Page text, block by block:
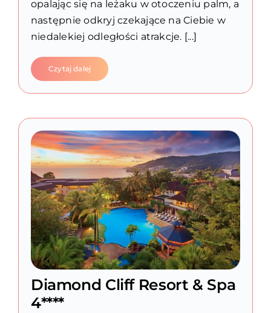
opalając się na leżaku w otoczeniu palm, a
następnie odkryj czekające na Ciebie w
niedalekiej odległości atrakcje. [...]
Czytaj dalej
Diamond Cliff Resort & Spa
4****